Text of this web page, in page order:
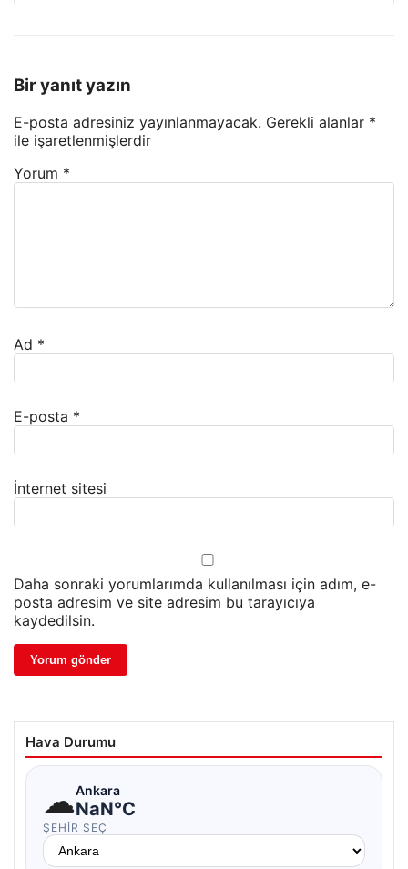
Bir yanıt yazın
E-posta adresiniz yayınlanmayacak. Gerekli alanlar *
ile işaretlenmişlerdir
Yorum *
Ad *
E-posta *
İnternet sitesi
Daha sonraki yorumlarımda kullanılması için adım, e-
posta adresim ve site adresim bu tarayıcıya
kaydedilsin.
Hava Durumu
☁Ankara
NaN°C
ŞEHIR SEÇ